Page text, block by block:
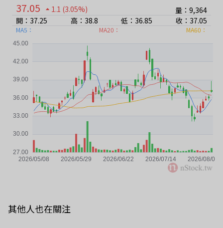
37.05 1.1 (3.05%)
量：9,364
開：37.25
高：38.8 低：36.85 收：37.05
MA5： MA20： MA60：
其他人也在關注